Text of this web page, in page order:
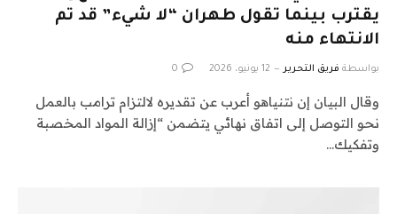
يقترب بينما تقول طهران “لا شيء” قد تم
الانتهاء منه
بواسطة فريق التحرير 12 يونيو، 2026 0
وقال البيان إن نتنياهو أعرب عن تقديره لالتزام ترامب بالعمل
نحو التوصل إلى اتفاق نهائي يتضمن “إزالة المواد المخصبة
وتفكيك…